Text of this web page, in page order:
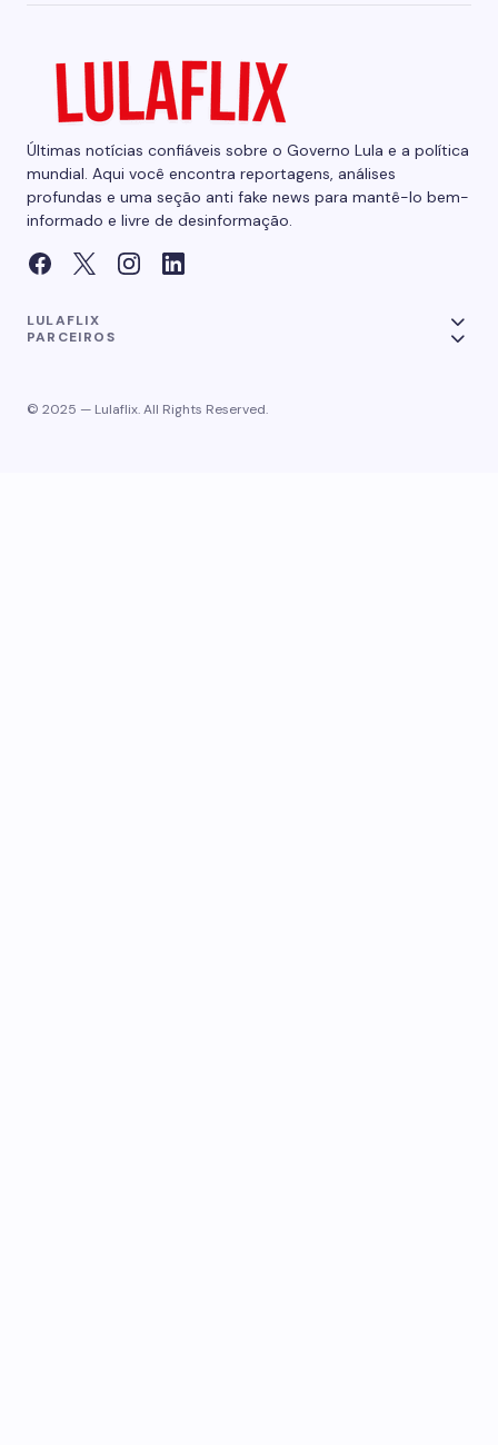
Últimas notícias confiáveis sobre o Governo Lula e a política
mundial. Aqui você encontra reportagens, análises
profundas e uma seção anti fake news para mantê-lo bem-
informado e livre de desinformação.
LULAFLIX
PARCEIROS
© 2025 — Lulaflix. All Rights Reserved.